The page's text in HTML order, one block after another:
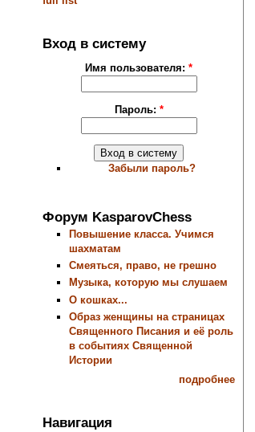
Вход в систему
Имя пользователя:*
Пароль: *
Забыли пароль?
Форум KasparovChess
Повышение класса. Учимся
шахматам
Смеяться, право, не грешно
Музыка, которую мы слушаем
О кошках...
Образ женщины на страницах
Священного Писания и её роль
в событиях Священной
Истории
подробнее
Навигация